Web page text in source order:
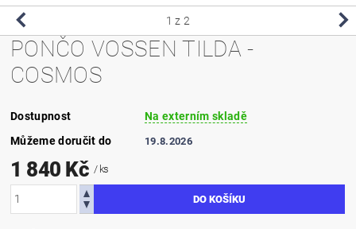
1 z 2
PONČO VOSSEN TILDA -
COSMOS
Dostupnost
Na externím skladě
Můžeme doručit do
19.8.2026
1 840 Kč / ks